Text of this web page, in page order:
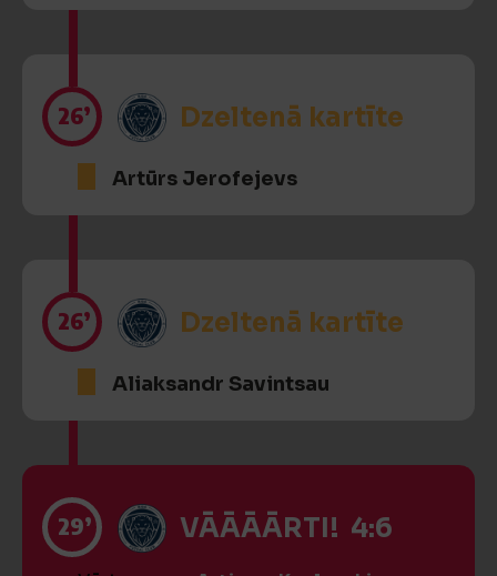
26’ Dzeltenā kartīte
Artūrs Jerofejevs
26’ Dzeltenā kartīte
Aliaksandr Savintsau
29’ VĀĀĀĀRTI! 4:6